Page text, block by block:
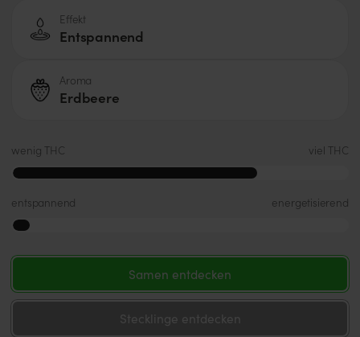
Effekt
Entspannend
Aroma
Erdbeere
wenig THC viel THC
entspannend energetisierend
Samen entdecken
Stecklinge entdecken